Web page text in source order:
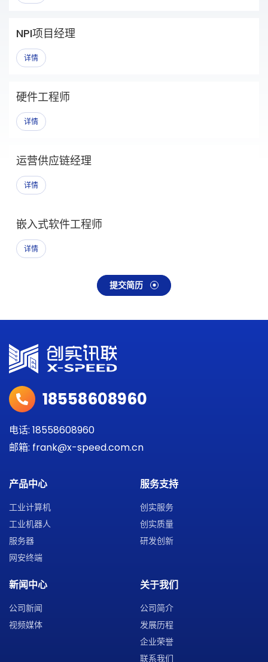
NPI项目经理
详情
硬件工程师
详情
运营供应链经理
详情
嵌入式软件工程师
详情
提交简历
18558608960
电话: 18558608960
邮箱: frank@x-speed.com.cn
产品中心
工业计算机
工业机器人
服务器
网安终端
服务支持
创实服务
创实质量
研发创新
新闻中心
公司新闻
视频媒体
关于我们
公司简介
发展历程
企业荣誉
联系我们